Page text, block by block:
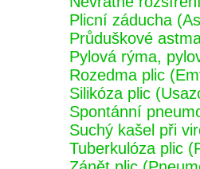
Plicní záducha
Průduškové
Pylová rýma,
Rozedma plic
Silikóza plic
Spontánní
Suchý kašel při
Tuberkulóza plic